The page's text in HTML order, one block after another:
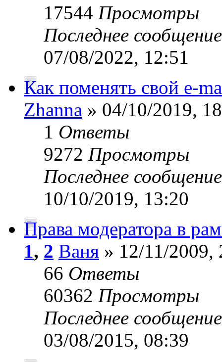
17544 Просмотры
Последнее
07/08/2022, 12:51
Как поменять свой е-
Zhanna » 04/10/2019,
1 Ответы
9272 Просмотры
Последнее
10/10/2019, 13:20
Права модератора в
1, 2 Ваня » 12/11/2009,
66 Ответы
60362 Просмотры
Последнее
03/08/2015, 08:39